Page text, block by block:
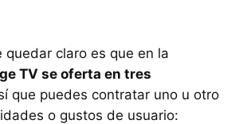
quedar claro es que en la
TV se oferta en tres
que puedes contratar uno u otro
o gustos de usuario: